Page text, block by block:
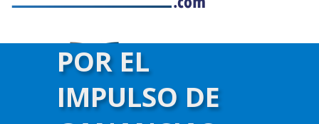
POR EL
IMPULSO DE